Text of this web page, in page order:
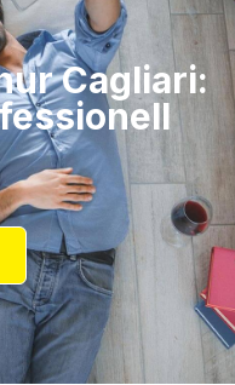
Cagliari: